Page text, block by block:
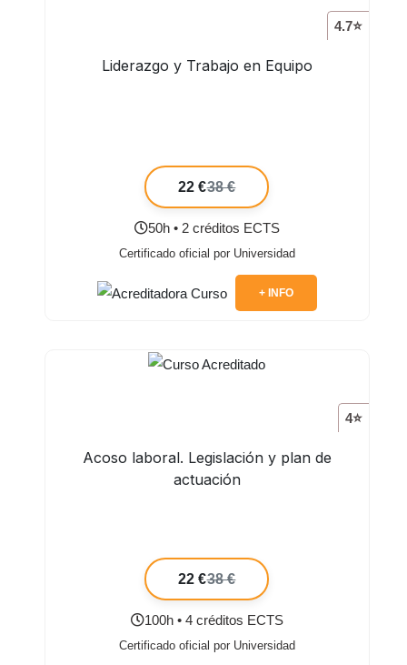
4.7⭐
Liderazgo y Trabajo en Equipo
22 €38 €
50h • 2 créditos ECTS
Certificado oficial por Universidad
+ INFO
4⭐
Acoso laboral. Legislación y plan de
actuación
22 €38 €
100h • 4 créditos ECTS
Certificado oficial por Universidad